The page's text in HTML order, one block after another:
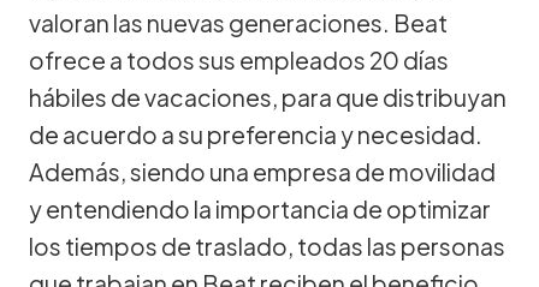
valoran las nuevas generaciones. Beat
ofrece a todos sus empleados 20 días
hábiles de vacaciones, para que distribuyan
de acuerdo a su preferencia y necesidad.
Además, siendo una empresa de movilidad
y entendiendo la importancia de optimizar
los tiempos de traslado, todas las personas